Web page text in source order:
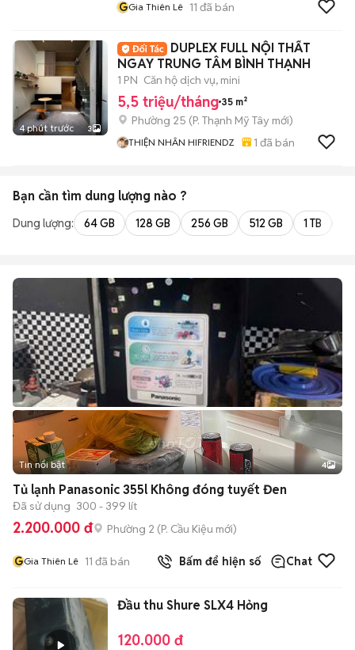
GGia Thiên Lê 11 đã bán
4 phút trước 3
DUPLEX FULL NỘI THẤT
NGAY TRUNG TÂM BÌNH THẠNH
1 PN Căn hộ dịch vụ, mini
5,5 triệu/tháng 35 m²
Phường 25 (P. Thạnh Mỹ Tây mới)
THIỆN NHÂN HIFRIENDZ 1 đã bán
Bạn cần tìm dung lượng nào ?
Dung lượng: 64 GB 128 GB 256 GB 512 GB 1 TB
Tin nổi bật 4
Tủ lạnh Panasonic 355l Không đóng tuyết Đen
Đã sử dụng 300 - 399 lít
2.200.000 đ Phường 2 (P. Cầu Kiệu mới)
GGia Thiên Lê 11 đã bán Bấm để hiện số Chat
Đầu thu Shure SLX4 Hỏng
120.000 đ